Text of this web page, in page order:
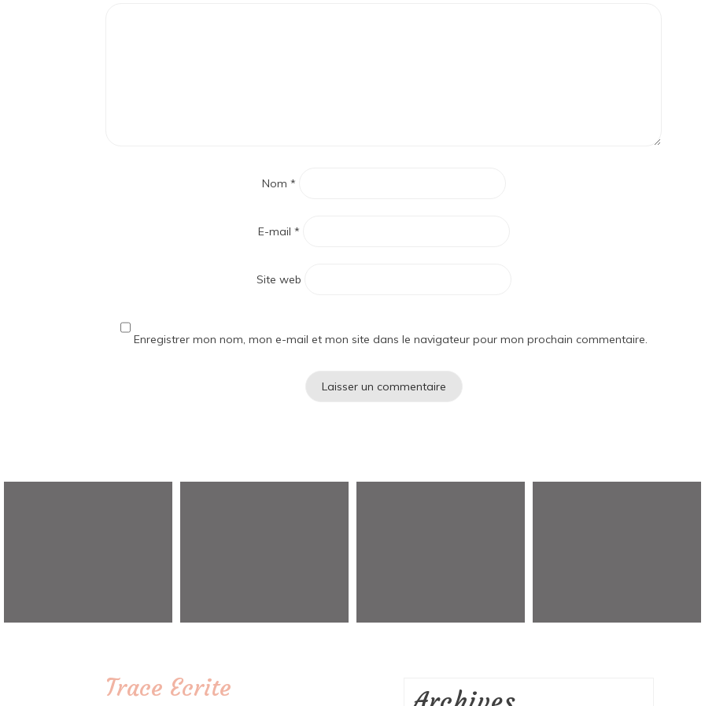
Nom *
E-mail *
Site web
Enregistrer mon nom, mon e-mail et mon site dans le navigateur pour mon prochain commentaire.
Trace Ecrite